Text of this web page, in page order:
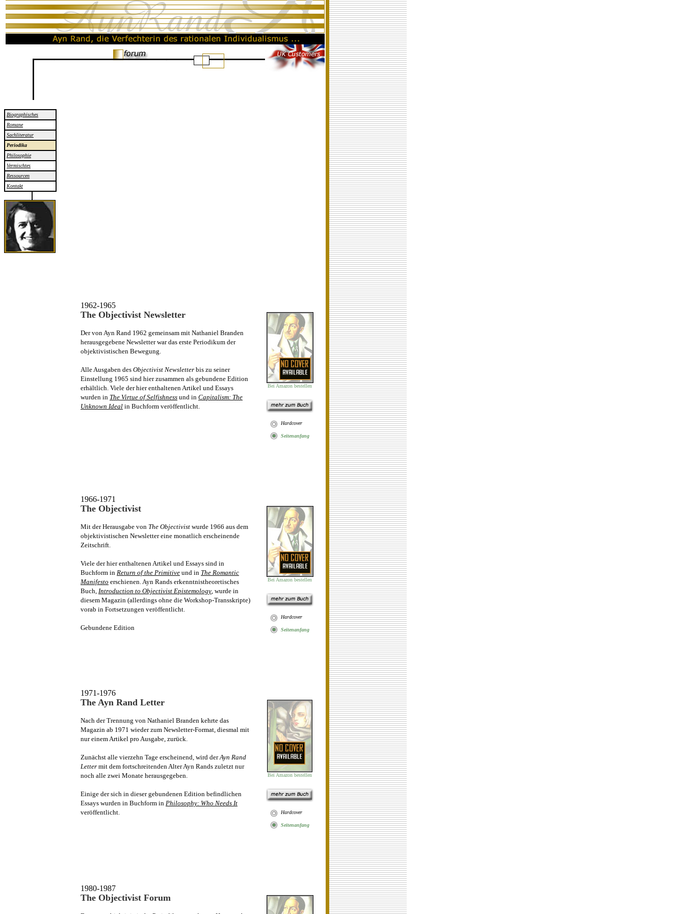
Biographisches
Romane
Sachliteratur
Periodika
Philosophie
Vermischtes
Ressourcen
Kontakt
1962-1965
The Objectivist Newsletter
Der von Ayn Rand 1962 gemeinsam mit Nathaniel Branden
herausgegebene Newsletter war das erste Periodikum der
objektivistischen Bewegung.
Alle Ausgaben des Objectivist Newsletter bis zu seiner
Einstellung 1965 sind hier zusammen als gebundene Edition
erhältlich. Viele der hier enthaltenen Artikel und Essays
wurden in The Virtue of Selfishness und in Capitalism: The
Unknown Ideal in Buchform veröffentlicht.
Bei Amazon bestellen
Hardcover
Seitenanfang
1966-1971
The Objectivist
Mit der Herausgabe von The Objectivist wurde 1966 aus dem
objektivistischen Newsletter eine monatlich erscheinende
Zeitschrift.
Viele der hier enthaltenen Artikel und Essays sind in
Buchform in Return of the Primitive und in The Romantic
Manifesto erschienen. Ayn Rands erkenntnistheoretisches
Buch, Introduction to Objectivist Epistemology, wurde in
diesem Magazin (allerdings ohne die Workshop-Transskripte)
vorab in Fortsetzungen veröffentlicht.
Gebundene Edition
Bei Amazon bestellen
Hardcover
Seitenanfang
1971-1976
The Ayn Rand Letter
Nach der Trennung von Nathaniel Branden kehrte das
Magazin ab 1971 wieder zum Newsletter-Format, diesmal mit
nur einem Artikel pro Ausgabe, zurück.
Zunächst alle vierzehn Tage erscheinend, wird derAyn Rand
Letter mit dem fortschreitenden Alter Ayn Rands zuletzt nur
noch alle zwei Monate herausgegeben.
Einige der sich in dieser gebundenen Edition befindlichen
Essays wurden in Buchform in Philosophy: Who Needs It
veröffentlicht.
Bei Amazon bestellen
Hardcover
Seitenanfang
1980-1987
The Objectivist Forum